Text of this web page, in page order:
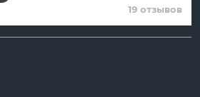
19 отзывов